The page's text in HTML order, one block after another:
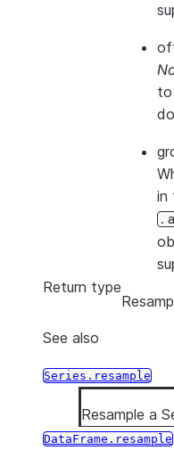
to
in
Return type
See also
Series.resample
Resample a
DataFrame.resample